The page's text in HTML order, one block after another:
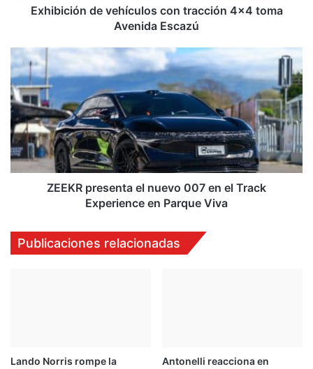
Exhibición de vehículos con tracción 4x4 toma
Avenida Escazú
ZEEKR
presenta
el
nuevo
007
en
el
Track
Experience
ZEEKR presenta el nuevo 007 en el Track
Experience en Parque Viva
Publicaciones relacionadas
Lando Norris rompe la
Antonelli reacciona en